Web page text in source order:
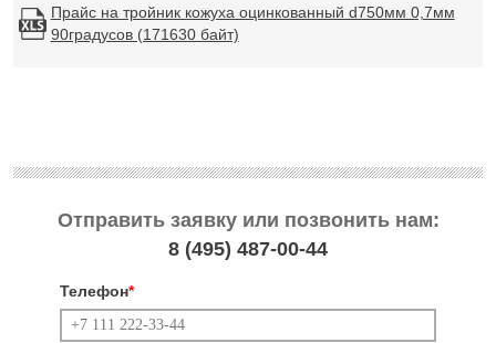
Прайс на тройник кожуха оцинкованный d750мм 0,7мм
90градусов (171630 байт)
Отправить заявку или позвонить нам:
8 (495) 487-00-44
Телефон*